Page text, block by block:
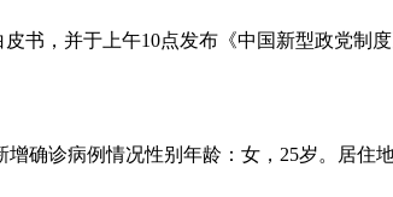
书，并于上午10点发布《中国新型政党制
确诊病例情况性别年龄：女，25岁。居住